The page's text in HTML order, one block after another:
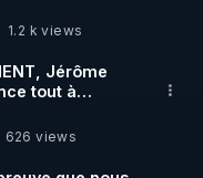
1.2 k views
Jérôme
tout à
626 views